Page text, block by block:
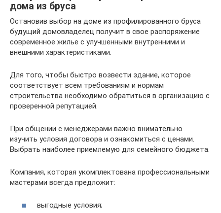
дома из бруса
Остановив выбор на доме из профилированного бруса
будущий домовладелец получит в свое распоряжение
современное жилье с улучшенными внутренними и
внешними характеристиками.
Для того, чтобы быстро возвести здание, которое
соответствует всем требованиям и нормам
строительства необходимо обратиться в организацию с
проверенной репутацией.
При общении с менеджерами важно внимательно
изучить условия договора и ознакомиться с ценами.
Выбрать наиболее приемлемую для семейного бюджета.
Компания, которая укомплектована профессиональными
мастерами всегда предложит:
выгодные условия;